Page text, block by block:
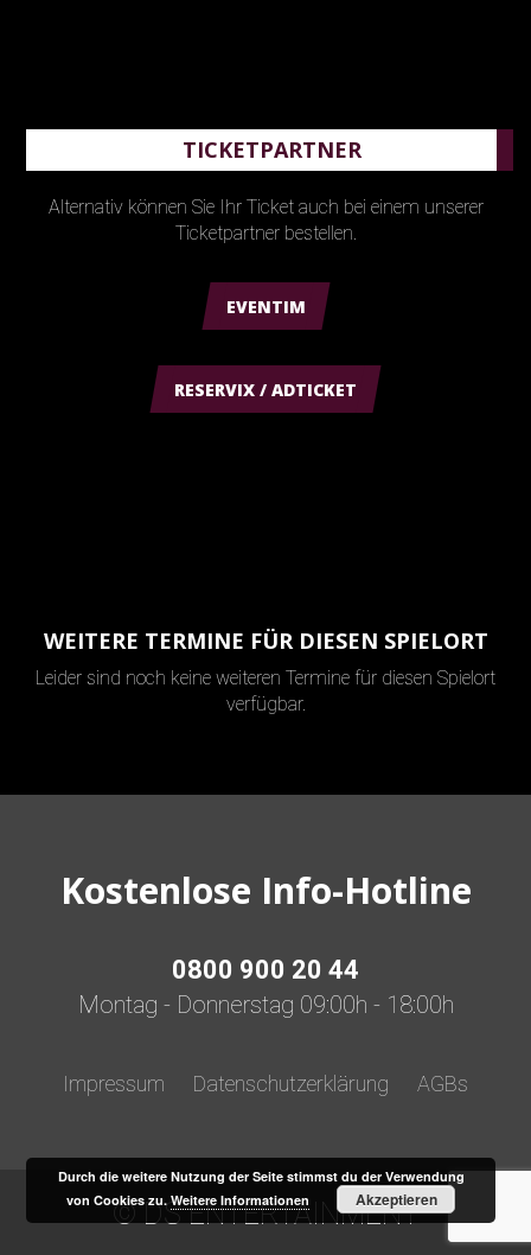
TICKETPARTNER
Alternativ können Sie Ihr Ticket auch bei einem unserer
Ticketpartner bestellen.
EVENTIM
RESERVIX / ADTICKET
WEITERE TERMINE FÜR DIESEN SPIELORT
Leider sind noch keine weiteren Termine für diesen Spielort
verfügbar.
Kostenlose Info-Hotline
0800 900 20 44
Montag - Donnerstag 09:00h - 18:00h
Impressum Datenschutzerklärung AGBs
© DS ENTERTAINMENT
Durch die weitere Nutzung der Seite stimmst du der Verwendung
von Cookies zu.Weitere Informationen Akzeptieren